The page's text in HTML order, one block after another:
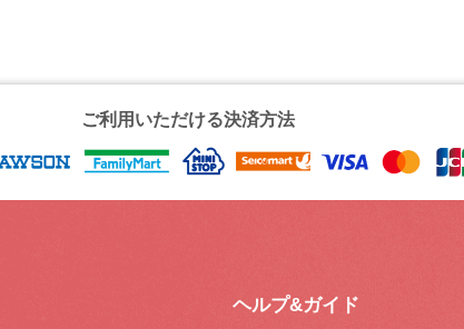
ご利用いただける決済方法
ヘルプ&ガイド